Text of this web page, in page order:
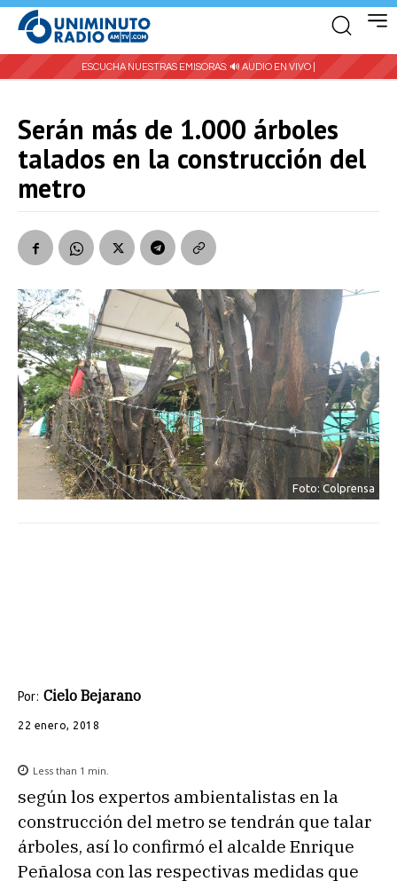
ESCUCHA NUESTRAS EMISORAS: 🔊 AUDIO EN VIVO |
Serán más de 1.000 árboles
talados en la construcción del
metro
Foto: Colprensa
Por: Cielo Bejarano
22 enero, 2018
Less than 1 min.
según los expertos ambientalistas en la
construcción del metro se tendrán que talar
árboles, así lo confirmó el alcalde Enrique
Peñalosa con las respectivas medidas que